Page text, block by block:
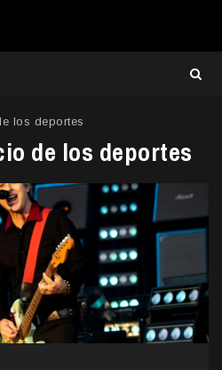
los deportes
de los deportes